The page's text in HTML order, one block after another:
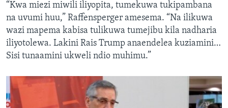
“Kwa miezi miwili iliyopita, tumekuwa tukipambana
na uvumi huu,” Raffensperger amesema. “Na ilikuwa
wazi mapema kabisa tulikuwa tumejibu kila nadharia
iliyotolewa. Lakini Rais Trump anaendelea kuziamini…
Sisi tunaamini ukweli ndio muhimu.”